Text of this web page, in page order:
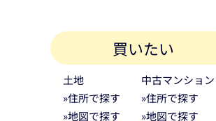
買いたい
土地
»住所で探す
»地図で探す
中古マンション
»住所で探す
»地図で探す